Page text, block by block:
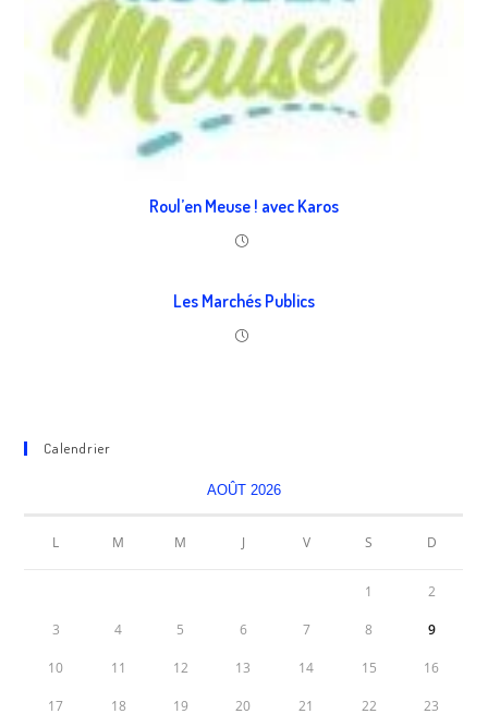
Roul’en Meuse ! avec Karos
Les Marchés Publics
Calendrier
AOÛT 2026
L M M J V S D
1 2
3 4 5 6 7 8 9
10 11 12 13 14 15 16
17 18 19 20 21 22 23